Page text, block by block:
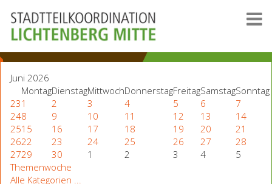
Juni 2026
MontagDienstagMittwochDonnerstagFreitagSamstagSonntag
231 2 3 4 5 6
7
248 9 10 11 12 13
14
2515 16 17 18 19 20
21
2622 23 24 25 26 27
28
2729 30 1 2 3 4
5
Themenwoche
Alle Kategorien ...